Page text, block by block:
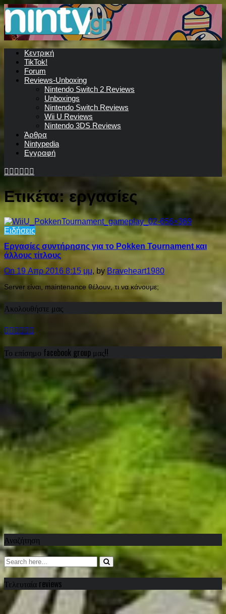
Κεντρική
TikTok!
Forum
Reviews-Unboxing
Nintendo Switch 2 Reviews
Unboxings
Nintendo Switch Reviews
Wii U Reviews
Nintendo 3DS Reviews
Άρθρα
Nintypedia
Εγγραφή
Ετικέτα:εργασίες
Ειδήσεις
Εργασίες συντήρησης για το Pokken Tournament και
άλλους τίτλους
On 19 Απρ 2016 8:15 μμ, by Braveheart1980
Server είναι, maintenance θέλουν, τι να κάνουμε;
Ακολουθήστε μας
Το επίσημο facebook group μας!!
Αναζήτηση
Τελευταία reviews